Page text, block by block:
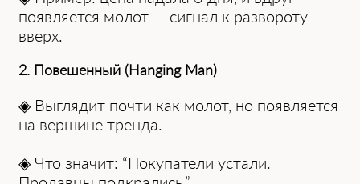
появляется молот — сигнал к развороту
вверх.
2. Повешенный (Hanging Man)
◈ Выглядит почти как молот, но появляется
на вершине тренда.
◈ Что значит: “Покупатели устали.